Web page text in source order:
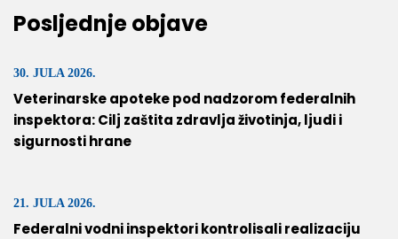
Posljednje objave
30. JULA 2026.
Veterinarske apoteke pod nadzorom federalnih
inspektora: Cilj zaštita zdravlja životinja, ljudi i
sigurnosti hrane
21. JULA 2026.
Federalni vodni inspektori kontrolisali realizaciju